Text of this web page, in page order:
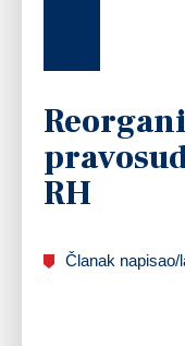
RH
Članak napisao/